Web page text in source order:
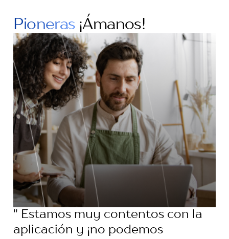
Pioneras ¡Ámanos!
" Estamos muy contentos con la
aplicación y ¡no podemos